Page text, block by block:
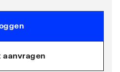
aanvragen